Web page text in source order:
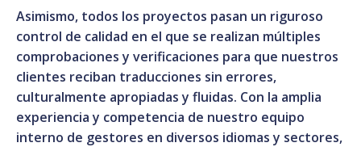
Asimismo, todos los proyectos pasan un riguroso
control de calidad en el que se realizan múltiples
comprobaciones y verificaciones para que nuestros
clientes reciban traducciones sin errores,
culturalmente apropiadas y fluidas. Con la amplia
experiencia y competencia de nuestro equipo
interno de gestores en diversos idiomas y sectores,